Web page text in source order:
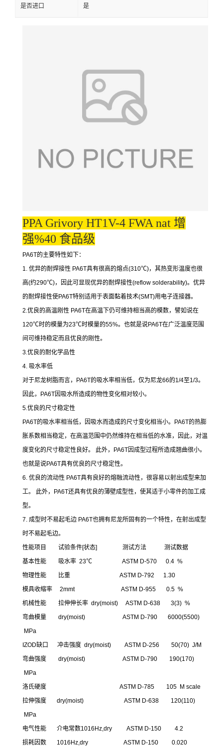
是否进口 是
PPA Grivory HT1V-4 FWA nat 增
强%40 食品级
PA6T的主要特性如下：
1. 优异的耐焊接性 PA6T具有很高的熔点(310℃)，其热变形温度也很
高(约290℃)，因此可显现优异的耐焊接性(reflow solderability)。优异
的耐焊接性使PA6T特别适用于表面黏着技术(SMT)用电子连接器。
2.优良的高温刚性 PA6T在高温下仍可维持相当高的模数，譬如说在
120℃时的模量为23℃时模量的55%。也就是说PA6T在广泛温度范围
间可维持稳定而且优良的刚性。
3.优良的耐化学品性
4. 吸水率低
对于尼龙树脂而言，PA6T的吸水率相当低，仅为尼龙66的1/4至1/3。
因此，PA6T因吸水所造成的物性变化相对较小。
5.优良的尺寸稳定性
PA6T的吸水率相当低，因吸水而造成的尺寸变化相当小。PA6T的热膨
胀系数相当稳定，在高温范围中仍然维持在相当低的水准，因此，对温
度变化的尺寸稳定性良好。 此外，PA6T因成型过程所造成翘曲很小。
也就是说PA6T具有优良的尺寸稳定性。
6. 优良的流动性 PA6T具有良好的熔融流动性，很容易以射出成型来加
工。 此外，PA6T还具有优良的薄壁成型性，使其适于小零件的加工成
型。
7. 成型时不易起毛边 PA6T也拥有尼龙所固有的一个特性，在射出成型
时不易起毛边。
性能项目 试验条件[状态] 测试方法 测试数据
基本性能 吸水率 23℃ ASTM D-570 0.4 %
物理性能 比重 ASTM D-792 1.30
模具收缩率 2mmt ASTM D-955 0.5 %
机械性能 拉伸伸长率 dry(moist) ASTM D-638 3(3) %
弯曲模量 dry(moist) ASTM D-790 6000(5500)
MPa
IZOD缺口 冲击强度 dry(moist) ASTM D-256 50(70) J/M
弯曲强度 dry(moist) ASTM D-790 190(170)
MPa
洛氏硬度 ASTM D-785 105 M scale
拉伸强度 dry(moist) ASTM D-638 120(110)
MPa
电气性能 介电常数1016Hz,dry ASTM D-150 4.2
损耗因数 1016Hz,dry ASTM D-150 0.020